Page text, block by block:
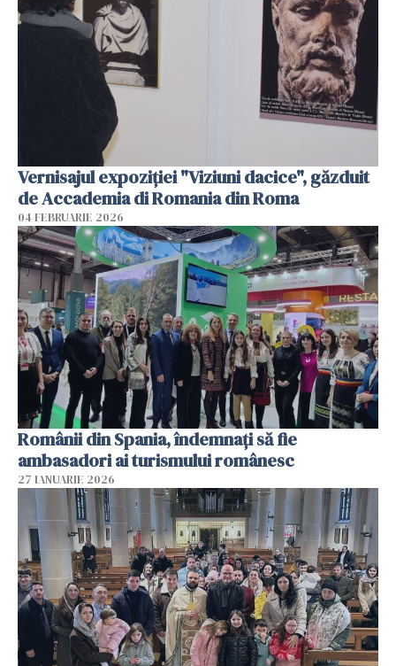
Vernisajul expoziției "Viziuni dacice", găzduit
de Accademia di Romania din Roma
04 FEBRUARIE 2026
Românii din Spania, îndemnați să fie
ambasadori ai turismului românesc
27 IANUARIE 2026